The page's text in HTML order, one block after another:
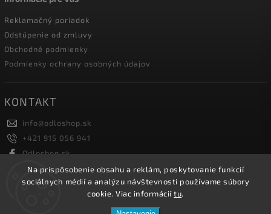
Na prispôsobenie obsahu a reklám, poskytovanie funkcií
sociálnych médií a analýzu návštevnosti používame súbory
cookie. Viac informáciítu.
Reklamačný poriadok
Odstúpenie od zmluvy
Obchodné podmienky
Podmienky ochrany osobných údajov
KONTAKT
info@odloshop.sk
+421 915 056 941
Odloshop.sk
odloshoppremiumsportfashion
ODLOSHOP. Všetky práva vyhradené.